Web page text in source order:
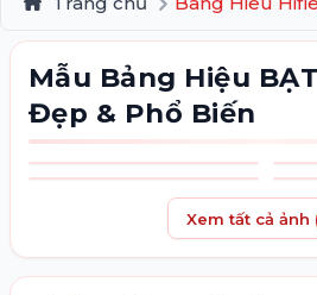
Mẫu Bảng Hiệu
Đẹp & Phổ Biến
Xem tất cả ảnh